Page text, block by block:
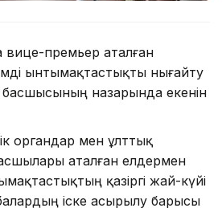
премьер аталған
ынтымақтастықты нығайту
басшысының назарында екенін
органдар мен ұлттық
аталған елдермен
қазіргі жай-күйі
іске асырылу барысы